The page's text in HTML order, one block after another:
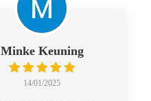
Minke Keuning
14/01/2025